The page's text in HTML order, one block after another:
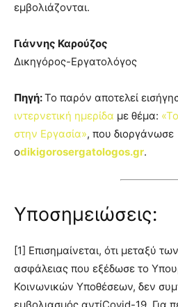
εμβολιάζονται.
Γιάννης Καρούζος
Δικηγόρος-Εργατολόγος
Πηγή:Το παρόν αποτελεί
ιντερνετική ημερίδα με θέμα:
στην Εργασία», που διοργάνωσε
οdikigorosergatologos.gr.
Υποσημειώσεις:
[1] Επισημαίνεται, ότι μεταξύ
ασφάλειας που εξέδωσε το
Κοινωνικών Υποθέσεων, δεν